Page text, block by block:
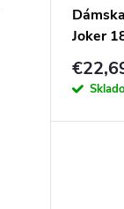
Joker